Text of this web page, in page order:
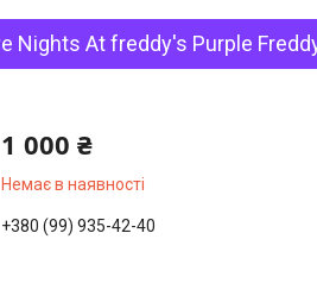
Nights At freddy's Purple
1 000 ₴
Немає в наявності
+380 (99) 935-42-40